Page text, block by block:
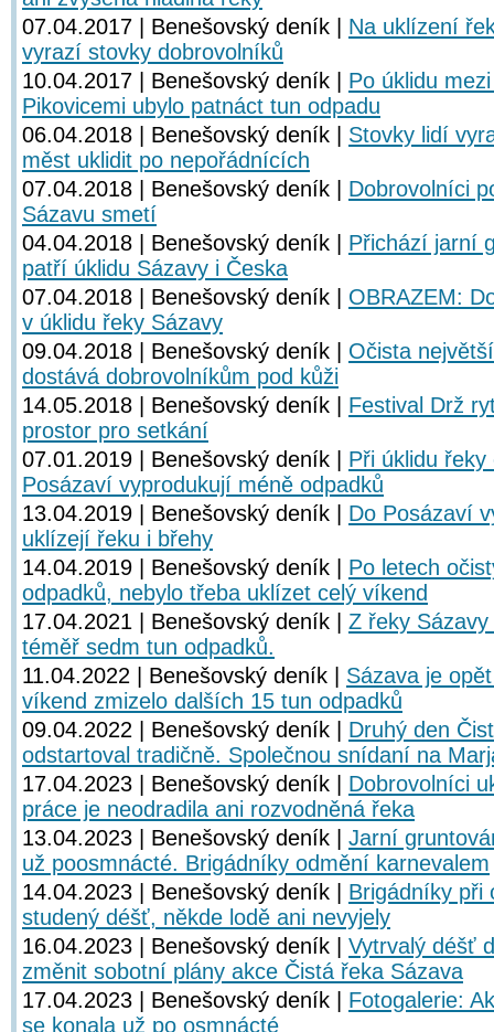
07.04.2017 | Benešovský deník | Na uklízení
vyrazí stovky dobrovolníků
10.04.2017 | Benešovský deník | Po úklidu
Pikovicemi ubylo patnáct tun odpadu
06.04.2018 | Benešovský deník | Stovky lidí
měst uklidit po nepořádnících
07.04.2018 | Benešovský deník | Dobrovolníci
Sázavu smetí
04.04.2018 | Benešovský deník | Přichází jarní
patří úklidu Sázavy i Česka
07.04.2018 | Benešovský deník | OBRAZEM:
v úklidu řeky Sázavy
09.04.2018 | Benešovský deník | Očista
dostává dobrovolníkům pod kůži
14.05.2018 | Benešovský deník | Festival Drž
prostor pro setkání
07.01.2019 | Benešovský deník | Při úklidu
Posázaví vyprodukují méně odpadků
13.04.2019 | Benešovský deník | Do Posázaví
uklízejí řeku i břehy
14.04.2019 | Benešovský deník | Po letech
odpadků, nebylo třeba uklízet celý víkend
17.04.2021 | Benešovský deník | Z řeky
téměř sedm tun odpadků.
11.04.2022 | Benešovský deník | Sázava je
víkend zmizelo dalších 15 tun odpadků
09.04.2022 | Benešovský deník | Druhý den
odstartoval tradičně. Společnou snídaní na
17.04.2023 | Benešovský deník | Dobrovolníci
práce je neodradila ani rozvodněná řeka
13.04.2023 | Benešovský deník | Jarní
už poosmnácté. Brigádníky odmění karnevalem
14.04.2023 | Benešovský deník | Brigádníky při
studený déšť, někde lodě ani nevyjely
16.04.2023 | Benešovský deník | Vytrvalý déšť
změnit sobotní plány akce Čistá řeka Sázava
17.04.2023 | Benešovský deník | Fotogalerie:
se konala už po osmnácté